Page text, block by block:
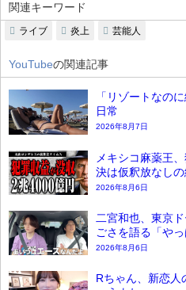
関連キーワード
ライブ 炎上 芸能人
YouTubeの関連記事
「リゾートなの
日常
2026年8月7日
メキシコ麻薬王
決は仮釈放なしの
2026年8月6日
二宮和也、東京
ごさを語る「や
2026年8月6日
Rちゃん、新恋人